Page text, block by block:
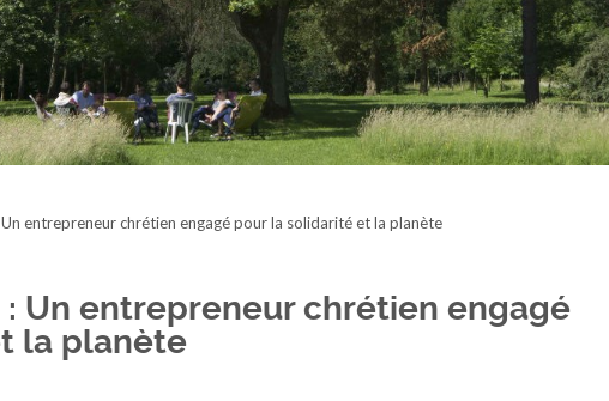
entrepreneur chrétien engagé pour la solidarité et la planète
Un entrepreneur chrétien engagé
la planète